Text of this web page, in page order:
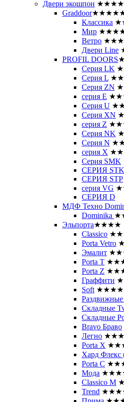
Двери экошпон
Graddoor
Классика
Мир
Ветро
Двери Line
PROFIL DOORS
Серия LK
Серия L
Серия ZN
серия E
Серия U
Серия XN
серия Z
Серия NK
Серия N
серия X
Серия SMK
СЕРИЯ STK
СЕРИЯ STP
серия VG
СЕРИЯ D
МДФ Техно
Dominika
Эльпорта★★★★
Classico
Porta Vetro
Эмалит
Porta T
Porta Z
Граффити
Soft ★★★★
Складные
Складные
Bravo Браво
Легно
Porta X
Хард Флекс
Porta C
Мода
Classico M
Trend